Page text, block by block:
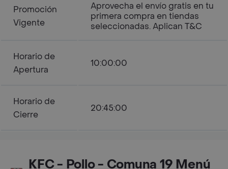
Promoción
Vigente
Aprovecha el envío gratis en tu
primera compra en tiendas
seleccionadas. Aplican T&C
Horario de
Apertura
10:00:00
Horario de
Cierre
20:45:00
KFC - Pollo - Comuna 19 Menú